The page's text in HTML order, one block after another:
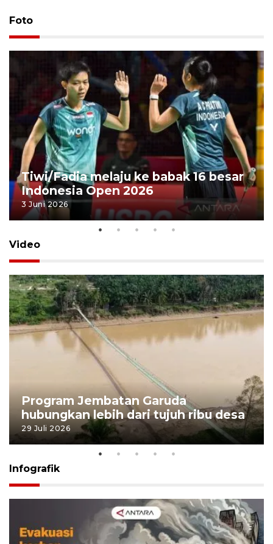
Foto
Tiwi/Fadia melaju ke babak 16 besar
Indonesia Open 2026
3 Juni 2026
Video
Program Jembatan Garuda
hubungkan lebih dari tujuh ribu desa
29 Juli 2026
Infografik